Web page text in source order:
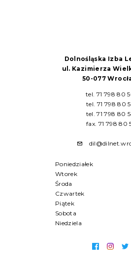
Dolnośląska Izba
ul. Kazimierza
50-077
tel. 71 798 80
tel. 71 798 80
tel. 71 798 80
fax. 71 798 80
Poniedziałek
Wtorek
Środa
Czwartek
Piątek
Sobota
Niedziela